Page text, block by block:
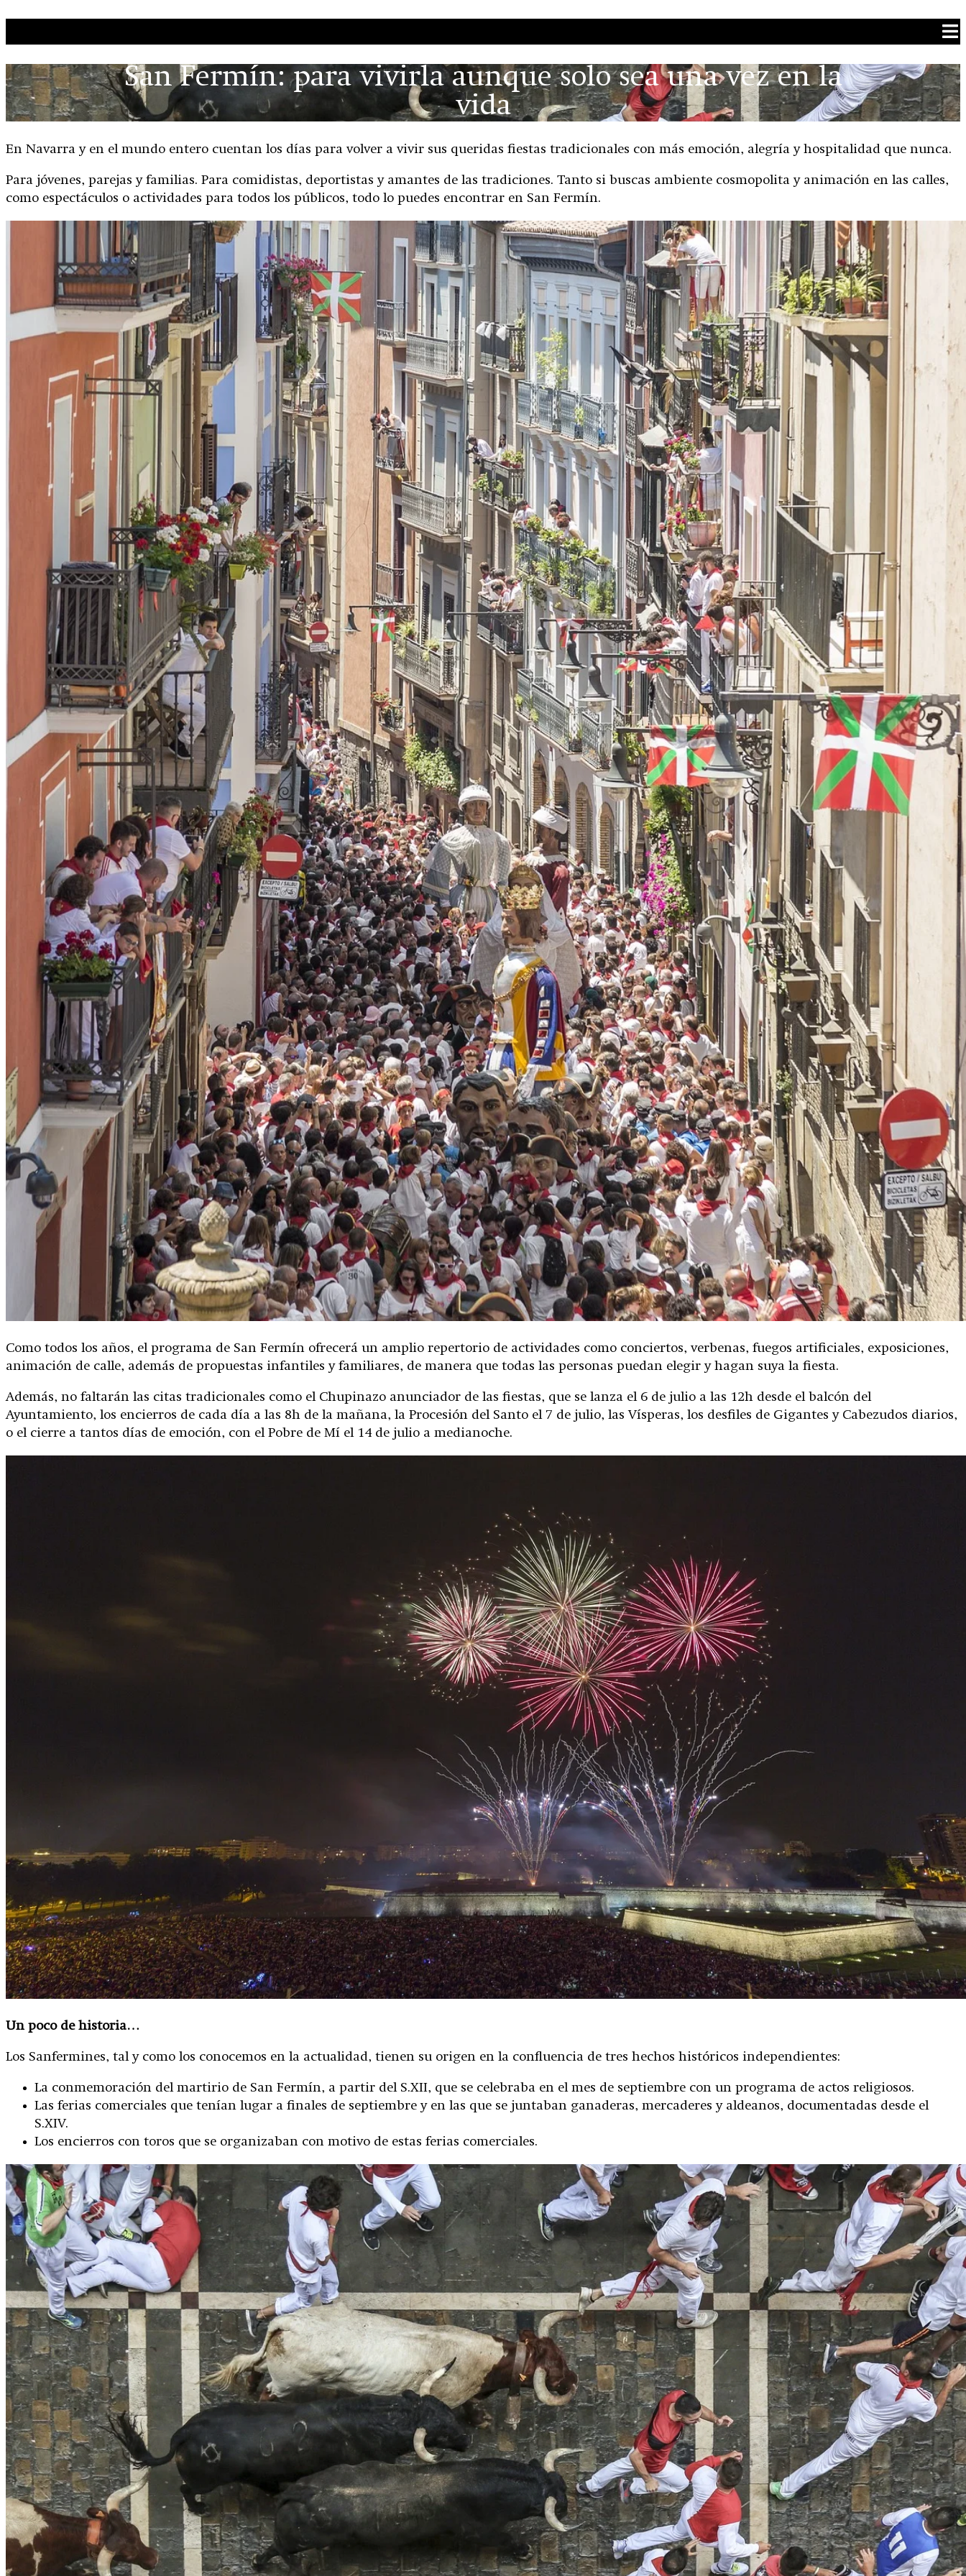
San Fermín: para vivirla aunque solo sea una vez en la
vida
En Navarra y en el mundo entero cuentan los días para volver a vivir sus queridas fiestas tradicionales con más emoción, alegría y hospitalidad que nunca.
Para jóvenes, parejas y familias. Para comidistas, deportistas y amantes de las tradiciones. Tanto si buscas ambiente cosmopolita y animación en las calles,
como espectáculos o actividades para todos los públicos, todo lo puedes encontrar en San Fermín.
Como todos los años, el programa de San Fermín ofrecerá un amplio repertorio de actividades como conciertos, verbenas, fuegos artificiales, exposiciones,
animación de calle, además de propuestas infantiles y familiares, de manera que todas las personas puedan elegir y hagan suya la fiesta.
Además, no faltarán las citas tradicionales como el Chupinazo anunciador de las fiestas, que se lanza el 6 de julio a las 12h desde el balcón del
Ayuntamiento, los encierros de cada día a las 8h de la mañana, la Procesión del Santo el 7 de julio, las Vísperas, los desfiles de Gigantes y Cabezudos diarios,
o el cierre a tantos días de emoción, con el Pobre de Mí el 14 de julio a medianoche.
Un poco de historia…
Los Sanfermines, tal y como los conocemos en la actualidad, tienen su origen en la confluencia de tres hechos históricos independientes:
La conmemoración del martirio de San Fermín, a partir del S.XII, que se celebraba en el mes de septiembre con un programa de actos religiosos.
Las ferias comerciales que tenían lugar a finales de septiembre y en las que se juntaban ganaderas, mercaderes y aldeanos, documentadas desde el
S.XIV.
Los encierros con toros que se organizaban con motivo de estas ferias comerciales.